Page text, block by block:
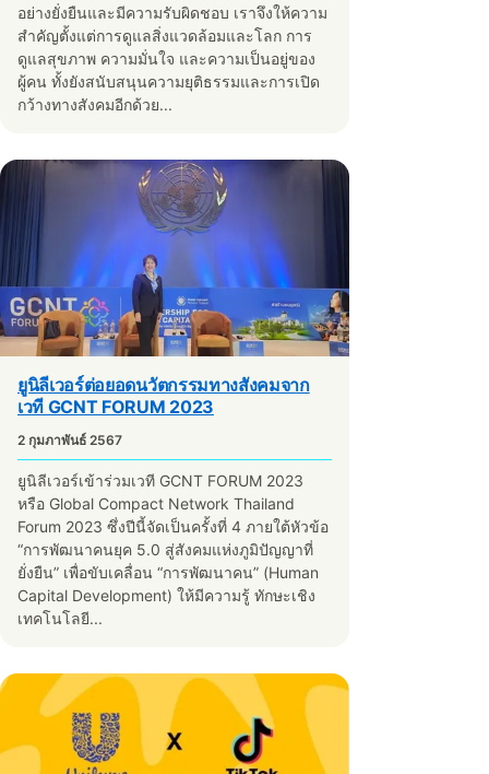
อย่างยั่งยืนและมีความรับผิดชอบ เราจึงให้ความ
สำคัญตั้งแต่การดูแลสิ่งแวดล้อมและโลก การ
ดูแลสุขภาพ ความมั่นใจ และความเป็นอยู่ของ
ผู้คน ทั้งยังสนับสนุนความยุติธรรมและการเปิด
กว้างทางสังคมอีกด้วย...
ยูนิลีเวอร์ต่อยอดนวัตกรรมทางสังคมจาก
เวที GCNT FORUM 2023
2 กุมภาพันธ์ 2567
ยูนิลีเวอร์เข้าร่วมเวที GCNT FORUM 2023
หรือ Global Compact Network Thailand
Forum 2023 ซึ่งปีนี้จัดเป็นครั้งที่ 4 ภายใต้หัวข้อ
“การพัฒนาคนยุค 5.0 สู่สังคมแห่งภูมิปัญญาที่
ยั่งยืน” เพื่อขับเคลื่อน “การพัฒนาคน” (Human
Capital Development) ให้มีความรู้ ทักษะเชิง
เทคโนโลยี...